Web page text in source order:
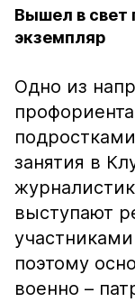
Вышел в свет
экземпляр
Одно из
занятия в
выступают
поэтому
военно –